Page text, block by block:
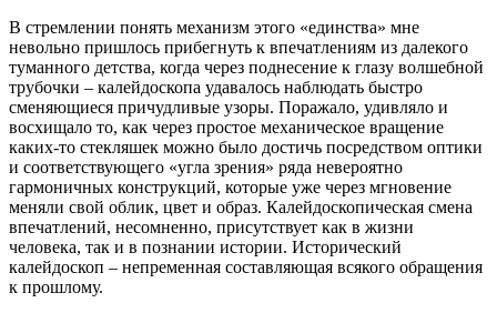
В стремлении понять механизм этого «единства» мне
невольно пришлось прибегнуть к впечатлениям из далекого
туманного детства, когда через поднесение к глазу волшебной
трубочки – калейдоскопа удавалось наблюдать быстро
сменяющиеся причудливые узоры. Поражало, удивляло и
восхищало то, как через простое механическое вращение
каких-то стекляшек можно было достичь посредством оптики
и соответствующего «угла зрения» ряда невероятно
гармоничных конструкций, которые уже через мгновение
меняли свой облик, цвет и образ. Калейдоскопическая смена
впечатлений, несомненно, присутствует как в жизни
человека, так и в познании истории. Исторический
калейдоскоп – непременная составляющая всякого обращения
к прошлому.